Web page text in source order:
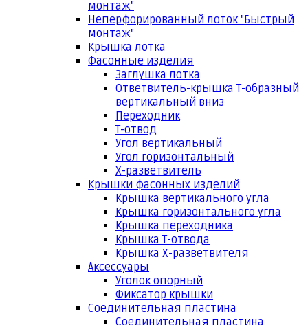
монтаж"
Неперфорированный лоток "Быстрый
монтаж"
Крышка лотка
Фасонные изделия
Заглушка лотка
Ответвитель-крышка Т-образный
вертикальный вниз
Переходник
Т-отвод
Угол вертикальный
Угол горизонтальный
Х-разветвитель
Крышки фасонных изделий
Крышка вертикального угла
Крышка горизонтального угла
Крышка переходника
Крышка Т-отвода
Крышка Х-разветвителя
Аксессуары
Уголок опорный
Фиксатор крышки
Соединительная пластина
Соединительная пластина